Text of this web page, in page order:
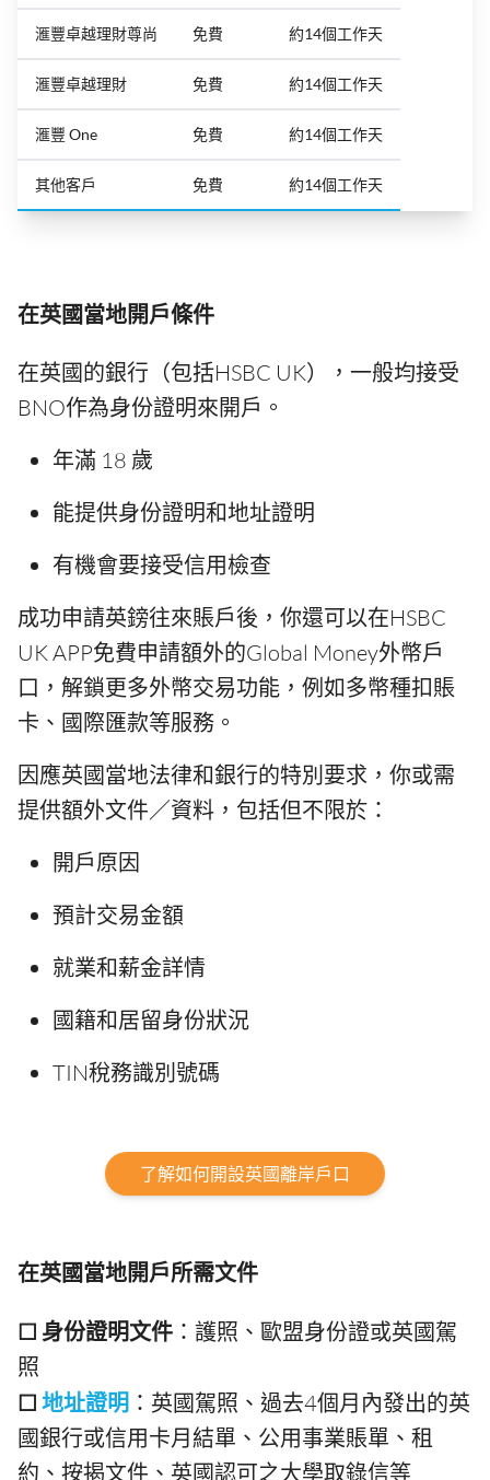
滙豐卓越理財尊尚 免費 約14個工作天
滙豐卓越理財 免費 約14個工作天
滙豐 One 免費 約14個工作天
其他客戶 免費 約14個工作天
在英國當地開戶條件
在英國的銀行（包括HSBC UK），一般均接受
BNO作為身份證明來開戶。
年滿 18 歲
能提供身份證明和地址證明
有機會要接受信用檢查
成功申請英鎊往來賬戶後，你還可以在HSBC
UK APP免費申請額外的Global Money外幣戶
口，解鎖更多外幣交易功能，例如多幣種扣賬
卡、國際匯款等服務。
因應英國當地法律和銀行的特別要求，你或需
提供額外文件／資料，包括但不限於：
開戶原因
預計交易金額
就業和薪金詳情
國籍和居留身份狀況
TIN稅務識別號碼
了解如何開設英國離岸戶口
在英國當地開戶所需文件
☐ 身份證明文件 ：護照、歐盟身份證或英國駕
照
☐ 地址證明 ：英國駕照、過去4個月內發出的英
國銀行或信用卡月結單、公用事業賬單、租
約、按揭文件、英國認可之大學取錄信等